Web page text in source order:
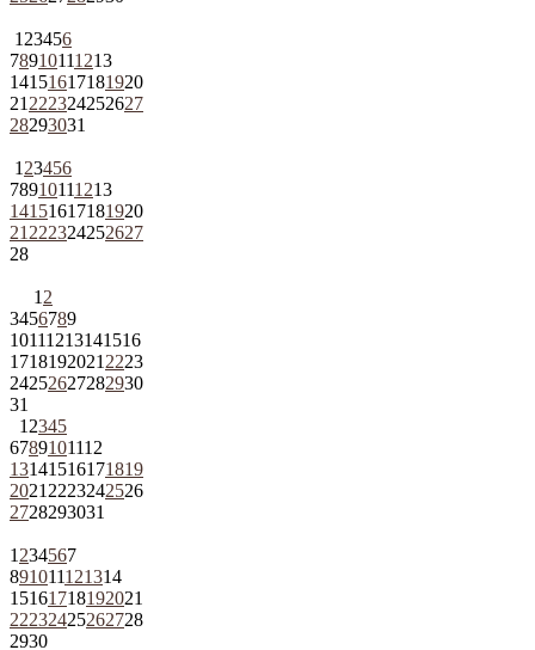
1 23456
78910111213
14151617181920
21 222324252627
28293031
1 23456
78910111213
14151617181920
21 222324252627
28
1 2
3456789
10111213141516
1718192021 2223
24252627282930
31
1 2345
6789101112
13141516171819
2021 2223242526
2728293031
1 234567
891011121314
15161718192021
22232425262728
2930